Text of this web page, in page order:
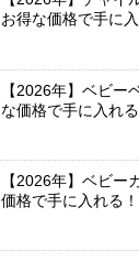
お得な価格で手に入
【2026年】ベビー
な価格で手に入れる
【2026年】ベビー
価格で手に入れる！